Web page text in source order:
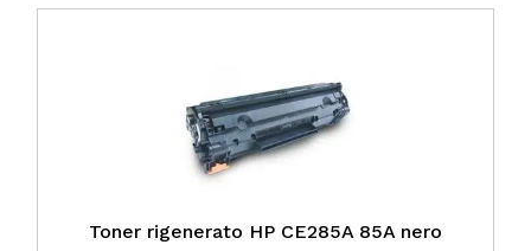
Toner rigenerato HP CE285A 85A nero